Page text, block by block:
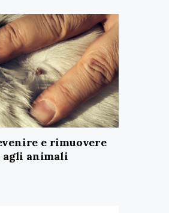
e rimuovere
agli animali